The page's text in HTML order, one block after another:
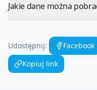
Jakie dane można
Udostępnij: Facebook
Kopiuj link